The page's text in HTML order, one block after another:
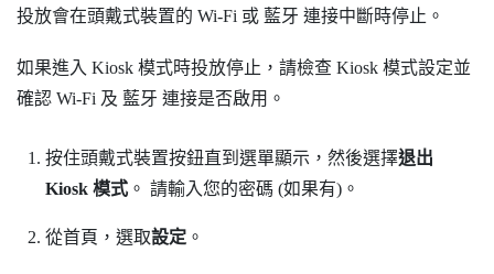
投放會在頭戴式裝置的 Wi‍-Fi 或 藍牙 連接中斷時停止。
如果進入 Kiosk 模式時投放停止，請檢查 Kiosk 模式設定並
確認 Wi‍-Fi 及 藍牙 連接是否啟用。
按住頭戴式裝置按鈕直到選單顯示，然後選擇退出
Kiosk 模式。 請輸入您的密碼 (如果有)。
從首頁 ，選取設定。